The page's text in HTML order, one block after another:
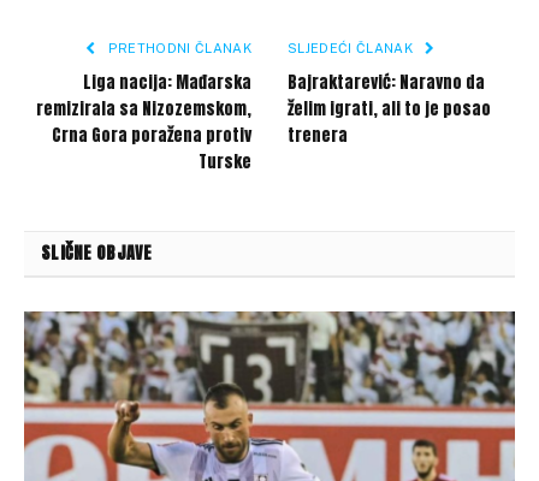
PRETHODNI ČLANAK
Liga nacija: Mađarska
remizirala sa Nizozemskom,
Crna Gora poražena protiv
Turske
SLJEDEĆI ČLANAK
Bajraktarević: Naravno da
želim igrati, ali to je posao
trenera
SLIČNE OBJAVE